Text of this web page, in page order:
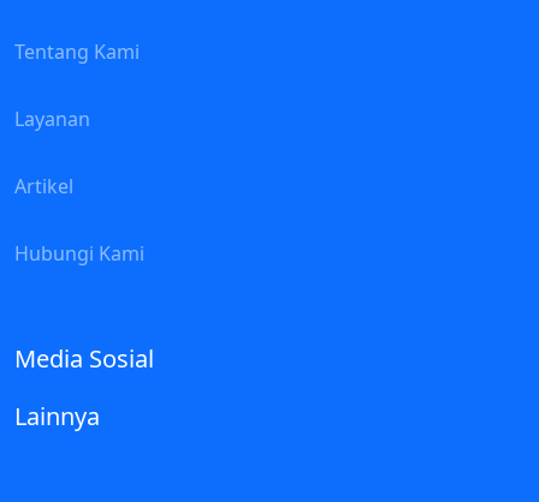
Tentang Kami
Layanan
Artikel
Hubungi Kami
Media Sosial
Lainnya